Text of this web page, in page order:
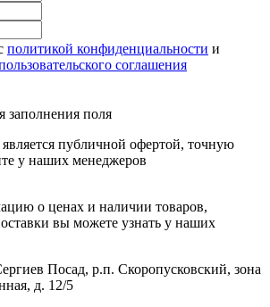
политикой конфиденциальности и
соглашения
заполнения поля
публичной офертой, точную
у наших менеджеров
о ценах и наличии товаров,
вы можете узнать у наших
Посад, р.п. Скоропусковский, зона
д. 12/5